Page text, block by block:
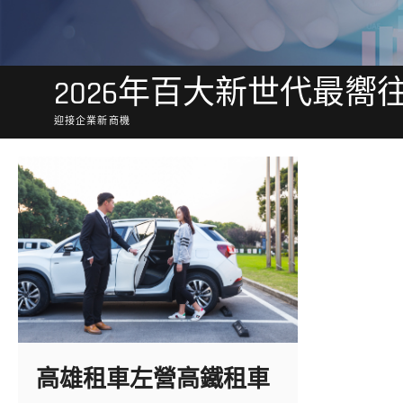
2026年百大新世代最嚮
迎接企業新商機
高雄租車左營高鐵租車